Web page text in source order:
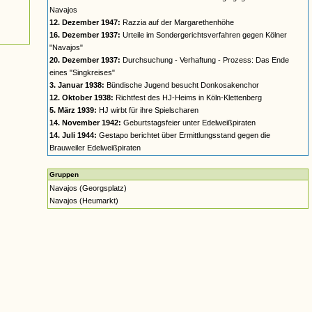
Navajos
12. Dezember 1947: Razzia auf der Margarethenhöhe
16. Dezember 1937: Urteile im Sondergerichtsverfahren gegen Kölner
"Navajos"
20. Dezember 1937: Durchsuchung - Verhaftung - Prozess: Das Ende
eines "Singkreises"
3. Januar 1938: Bündische Jugend besucht Donkosakenchor
12. Oktober 1938: Richtfest des HJ-Heims in Köln-Klettenberg
5. März 1939: HJ wirbt für ihre Spielscharen
14. November 1942: Geburtstagsfeier unter Edelweißpiraten
14. Juli 1944: Gestapo berichtet über Ermittlungsstand gegen die
Brauweiler Edelweißpiraten
Gruppen
Navajos (Georgsplatz)
Navajos (Heumarkt)